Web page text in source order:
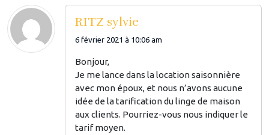
RITZ sylvie
6 février 2021 à 10:06 am
Bonjour,
Je me lance dans la location saisonnière
avec mon époux, et nous n’avons aucune
idée de la tarification du linge de maison
aux clients. Pourriez-vous nous indiquer le
tarif moyen.